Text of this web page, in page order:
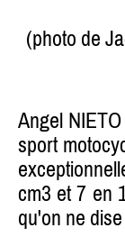
(photo de
Angel
sport
cm3 et 7 en
qu'on ne